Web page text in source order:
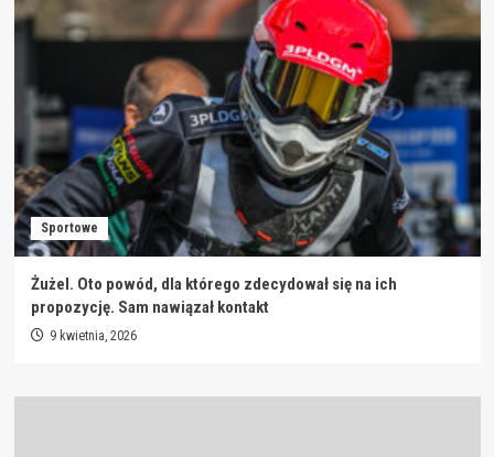
Sportowe
Żużel. Oto powód, dla którego zdecydował się na ich
propozycję. Sam nawiązał kontakt
9 kwietnia, 2026